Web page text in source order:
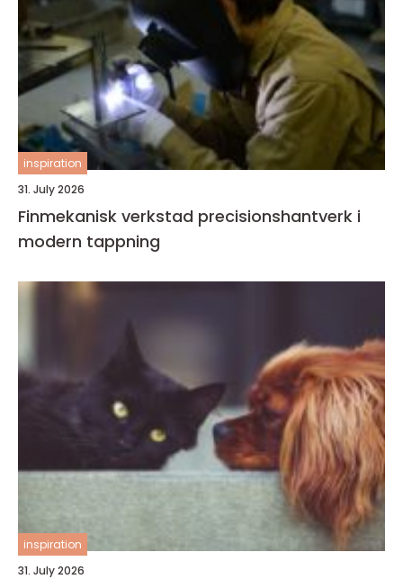
inspiration
31. July 2026
Finmekanisk verkstad precisionshantverk i
modern tappning
inspiration
31. July 2026